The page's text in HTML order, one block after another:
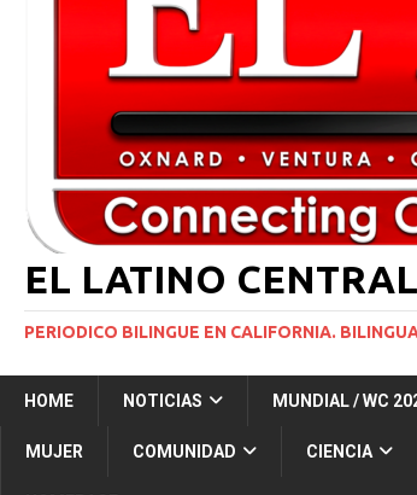
Potente
[ 6 agosto, 2026 ] Trump
[ 5 agosto, 2026 ] Resumen
EL LATINO
PERIODICO BILINGUE EN CALIFORNIA.
HOME NOTICIAS MUNDIAL / WC
MUJER COMUNIDAD CIENCIA